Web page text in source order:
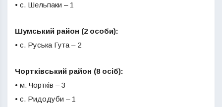
• с. Шельпаки – 1
Шумський район (2 особи):
• с. Руська Гута – 2
Чортківський район (8 осіб):
• м. Чортків – 3
• с. Ридодуби – 1